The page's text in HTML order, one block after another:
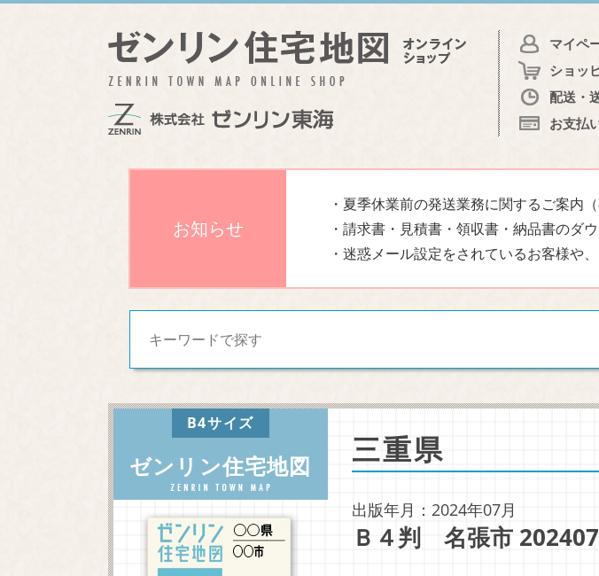
マイペ
ショッ
配送・
お支払
お知らせ
・夏季休業前の発送業務に関するご案内
・請求書・見積書・領収書・納品書のダ
・迷惑メール設定をされているお客様や
B4サイズ
ゼンリン住宅地図 三重県
出版年月：2024年07月
Ｂ４判 名張市 202407